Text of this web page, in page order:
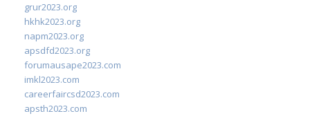
grur2023.org
hkhk2023.org
napm2023.org
apsdfd2023.org
forumausape2023.com
imkl2023.com
careerfaircsd2023.com
apsth2023.com